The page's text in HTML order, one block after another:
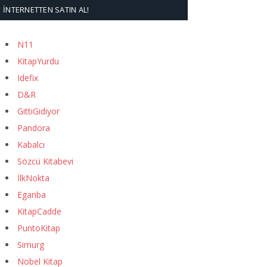
İNTERNETTEN SATIN AL!
N11
KitapYurdu
Idefix
D&R
GittiGidiyor
Pandora
Kabalcı
Sözcü Kitabevi
İlkNokta
Eganba
KitapCadde
PuntoKitap
Simurg
Nobel Kitap